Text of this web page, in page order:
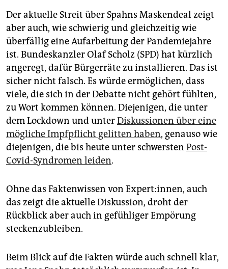
Der aktuelle Streit über Spahns Maskendeal zeigt
aber auch, wie schwierig und gleichzeitig wie
überfällig eine Aufarbeitung der Pandemiejahre
ist. Bundeskanzler Olaf Scholz (SPD) hat kürzlich
angeregt, dafür Bürgerräte zu installieren. Das ist
sicher nicht falsch. Es würde ermöglichen, dass
viele, die sich in der Debatte nicht gehört fühlten,
zu Wort kommen können. Diejenigen, die unter
dem Lockdown und unterDiskussionen über eine
mögliche Impfpflicht gelitten haben, genauso wie
diejenigen, die bis heute unter schwersten Post-
Covid-Syndromen leiden.
Ohne das Faktenwissen von Expert:innen, auch
das zeigt die aktuelle Diskussion, droht der
Rückblick aber auch in gefühliger Empörung
steckenzubleiben.
Beim Blick auf die Fakten würde auch schnell klar,